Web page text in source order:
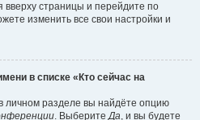
страницы и перейдите по
изменить все свои настройки и
в списке «Кто сейчас на
личном разделе вы найдёте опцию
. ВыберитеДа, и вы будете